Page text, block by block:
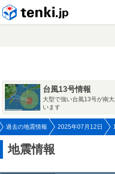
台風13号情報
大型で強い台風13号が南
います
過去の地震情報 2025年07月12日
地震情報